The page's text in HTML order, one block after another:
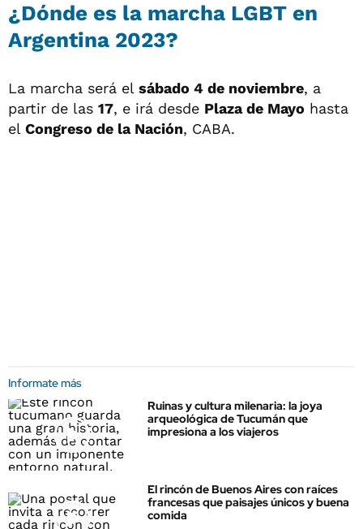
¿Dónde es la marcha LGBT en
Argentina 2023?
La marcha será el sábado 4 de noviembre, a
partir de las 17, e irá desde Plaza de Mayo hasta
el Congreso de la Nación, CABA.
Informate más
Ruinas y cultura milenaria: la joya
arqueológica de Tucumán que
impresiona a los viajeros
El rincón de Buenos Aires con raíces
francesas que paisajes únicos y buena
comida